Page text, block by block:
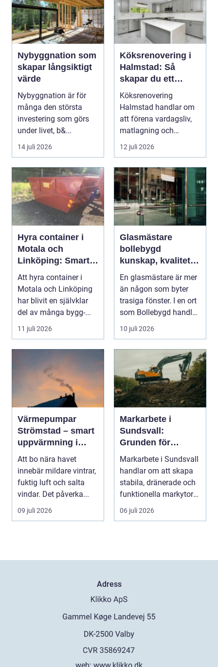
Nybyggnation som
skapar långsiktigt
värde
Nybyggnation är för
många den största
investering som görs
under livet, b&...
14 juli 2026
Köksrenovering i
Halmstad: Så
skapar du ett
funktionellt och
trivsamt kök
Köksrenovering
Halmstad handlar om
att förena vardagsliv,
matlagning och
umgänge i et...
12 juli 2026
Hyra container i
Motala och
Linköping: Smart
avfallshantering
för projekt i alla
storlekar
Att hyra container i
Motala och Linköping
har blivit en självklar
del av många bygg-...
11 juli 2026
Glasmästare
bollebygd
kunskap, kvalitet
och smarta
glaslösningar
En glasmästare är mer
än någon som byter
trasiga fönster. I en ort
som Bollebygd handlar
yrket lika ...
10 juli 2026
Värmepumpar
Strömstad – smart
uppvärmning i
kustklimat
Att bo nära havet
innebär mildare vintrar,
fuktig luft och salta
vindar. Det påverka...
09 juli 2026
Markarbete i
Sundsvall:
Grunden för
hållbara hus, vägar
och tomter
Markarbete i Sundsvall
handlar om att skapa
stabila, dränerade och
funktionella markytor
som kl...
06 juli 2026
Adress